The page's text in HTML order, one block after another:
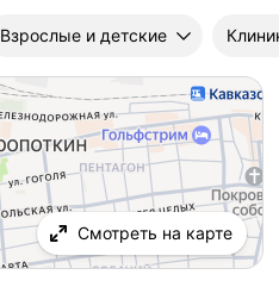
Взрослые и детские
Смотреть на карте